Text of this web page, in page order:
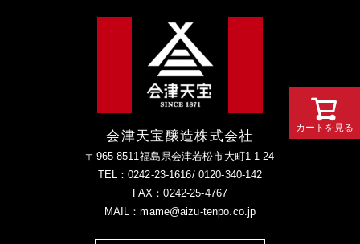
カートを見る
会津天宝醸造株式会社
〒965-8511福島県会津若松市大町1-1-24
TEL：0242-23-1616/ 0120-340-142
FAX：0242-25-4767
MAIL：mame@aizu-tenpo.co.jp
カートを見る